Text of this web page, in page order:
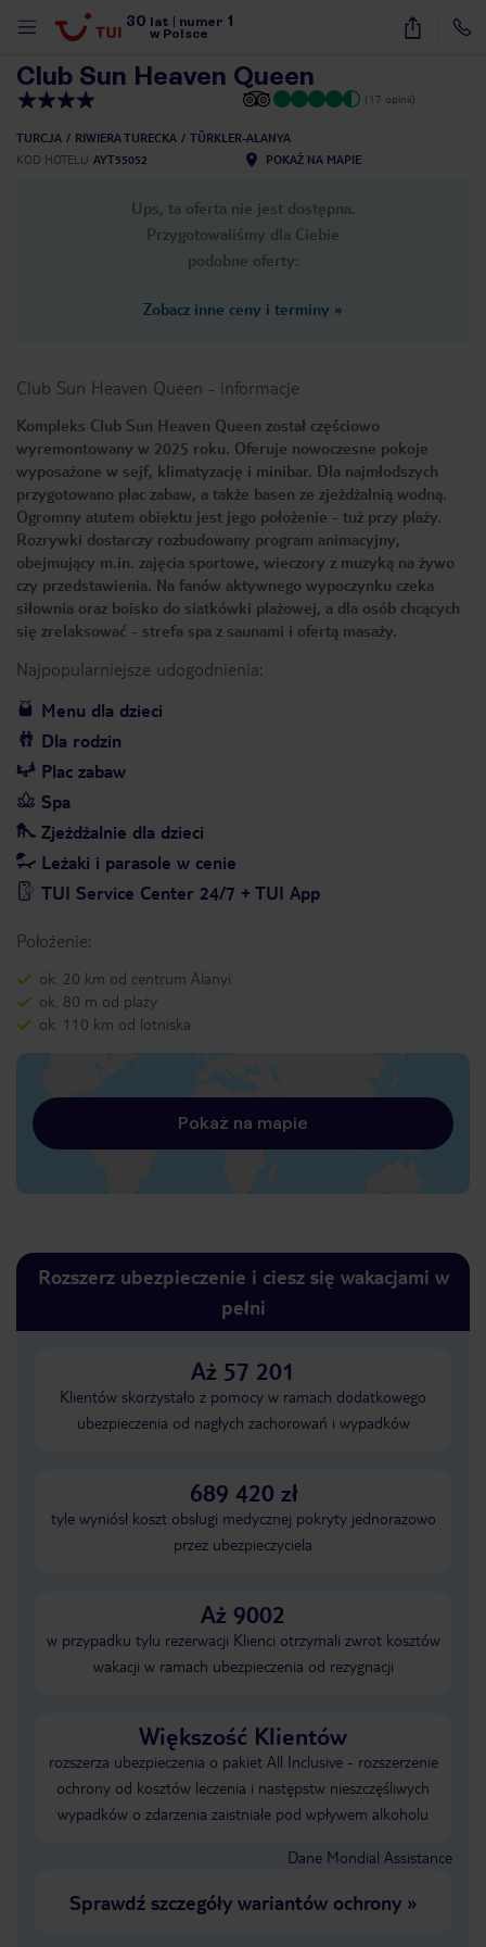
30 lat numer 1
w Polsce
47
Club Sun Heaven Queen
(17 opinii)
TURCJA RIWIERA TURECKA
TÜRKLER-ALANYA
KOD HOTELU AYT55052 POKAŻ NA MAPIE
Ups, ta oferta nie jest dostępna.
Przygotowaliśmy dla Ciebie
podobne oferty:
Zobacz inne ceny i terminy »
Club Sun Heaven Queen - informacje
Kompleks Club Sun Heaven Queen został częściowo
wyremontowany w 2025 roku. Oferuje nowoczesne pokoje
wyposażone w sejf, klimatyzację i minibar. Dla najmłodszych
przygotowano plac zabaw, a także basen ze zjeżdżalnią wodną.
Ogromny atutem obiektu jest jego położenie - tuż przy plaży.
Rozrywki dostarczy rozbudowany program animacyjny,
obejmujący m.in. zajęcia sportowe, wieczory z muzyką na żywo
czy przedstawienia. Na fanów aktywnego wypoczynku czeka
siłownia oraz boisko do siatkówki plażowej, a dla osób chcących
się zrelaksować - strefa spa z saunami i ofertą masaży.
Najpopularniejsze udogodnienia:
Menu dla dzieci
Dla rodzin
Plac zabaw
Spa
Zjeżdżalnie dla dzieci
Leżaki i parasole w cenie
TUI Service Center 24/7 + TUI App
Położenie:
ok. 20 km od centrum Alanyi
ok. 80 m od plaży
ok. 110 km od lotniska
Pokaż na mapie
Rozszerz ubezpieczenie i ciesz się wakacjami w
pełni
Aż 57 201
Klientów skorzystało z pomocy w ramach dodatkowego
ubezpieczenia od nagłych zachorowań i wypadków
689 420 zł
tyle wyniósł koszt obsługi medycznej pokryty jednorazowo
przez ubezpieczyciela
Aż 9002
w przypadku tylu rezerwacji Klienci otrzymali zwrot kosztów
wakacji w ramach ubezpieczenia od rezygnacji
Większość Klientów
rozszerza ubezpieczenia o pakiet All Inclusive - rozszerzenie
ochrony od kosztów leczenia i następstw nieszczęśliwych
wypadków o zdarzenia zaistniałe pod wpływem alkoholu
Dane Mondial Assistance
Sprawdź szczegóły wariantów ochrony»